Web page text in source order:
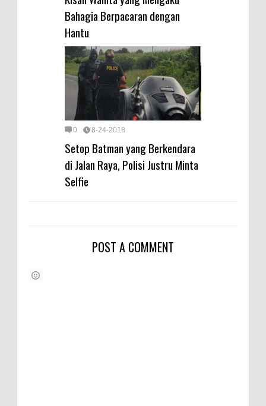
Bahagia Berpacaran dengan
Hantu
0 8-24-2018
Setop Batman yang Berkendara
di Jalan Raya, Polisi Justru Minta
Selfie
POST A COMMENT